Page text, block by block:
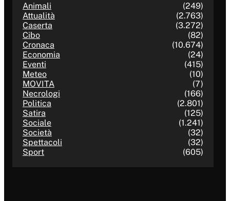
Animali
(249)
Attualità
(2.763)
Caserta
(3.272)
Cibo
(82)
Cronaca
(10.674)
Economia
(24)
Eventi
(415)
Meteo
(10)
MOVITA
(7)
Necrologi
(166)
Politica
(2.801)
Satira
(125)
Sociale
(1.241)
Società
(32)
Spettacoli
(32)
Sport
(605)